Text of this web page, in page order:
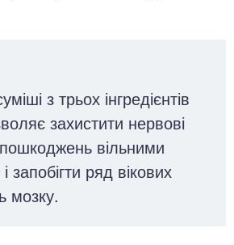
з трьох інгредієнтів
захистити нервові
вільними
запобігти ряд вікових
мозку.